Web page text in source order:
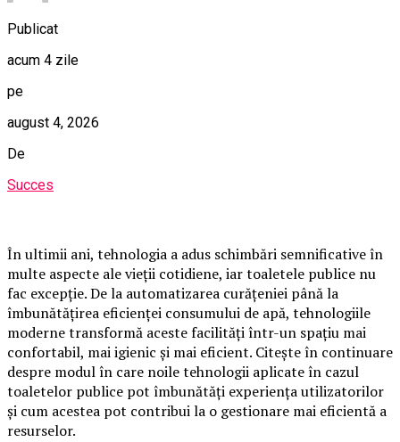
Publicat
acum 4 zile
pe
august 4, 2026
De
Succes
În ultimii ani, tehnologia a adus schimbări semnificative în
multe aspecte ale vieții cotidiene, iar toaletele publice nu
fac excepție. De la automatizarea curățeniei până la
îmbunătățirea eficienței consumului de apă, tehnologiile
moderne transformă aceste facilități într-un spațiu mai
confortabil, mai igienic și mai eficient. Citește în continuare
despre modul în care noile tehnologii aplicate în cazul
toaletelor publice pot îmbunătăți experiența utilizatorilor
și cum acestea pot contribui la o gestionare mai eficientă a
resurselor.